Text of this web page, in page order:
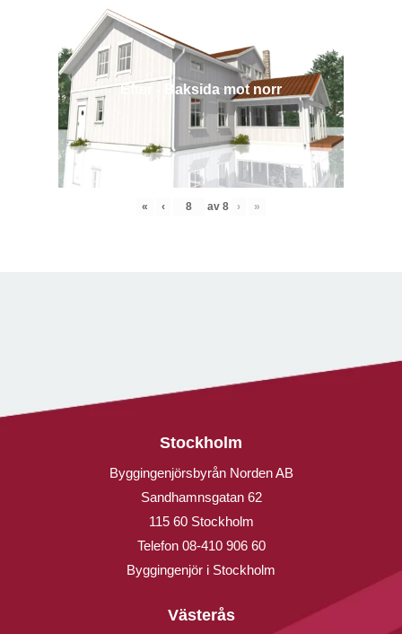
Efter - Baksida mot norr
« ‹ av 8 › »
Stockholm
Byggingenjörsbyrån Norden AB
Sandhamnsgatan 62
115 60 Stockholm
Telefon 08-410 906 60
Byggingenjör i Stockholm
Västerås